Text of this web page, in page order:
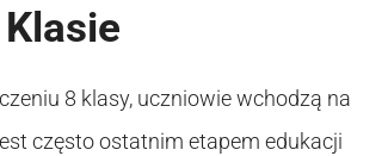
8 klasy, uczniowie wchodzą na
często ostatnim etapem edukacji